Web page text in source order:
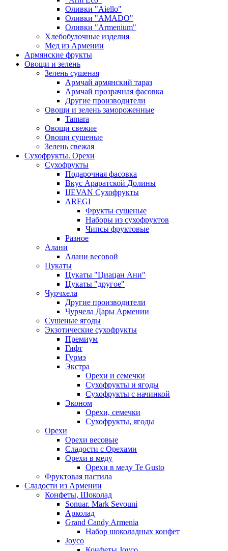
Оливки "Aiello"
Оливки "AMADO"
Оливки "Armenium"
Хлебобулочные изделия
Мед из Армении
Армянские фрукты
Овощи и зелень
Зелень сушеная
Армчай армянский тараз
Армчай прозрачная фасовка
Другие производители
Овощи и зелень замороженные
Tamara
Овощи свежие
Овощи сушеные
Зелень свежая
Сухофрукты. Орехи
Сухофрукты
Подарочная фасовка
Вкус Араратской Долины
IJEVAN Сухофрукты
AREGI
Фрукты сушеные
Наборы из сухофруктов
Чипсы фруктовые
Разное
Алани
Алани весовой
Цукаты
Цукаты "Циацан Ани"
Цукаты "другое"
Чурчхела
Другие производители
Чурчела Дары Армении
Сушеные ягоды
Экзотические сухофрукты
Премиум
Гифт
Гурмэ
Экстра
Орехи и семечки
Сухофрукты и ягоды
Сухофрукты с начинкой
Эконом
Орехи, семечки
Сухофрукты, ягоды
Орехи
Орехи весовые
Сладости с Орехами
Орехи в меду
Орехи в меду Te Gusto
Фруктовая пастила
Сладости из Армении
Конфеты, Шоколад
Sonuar. Mark Sevouni
Арколад
Grand Candy Armenia
Набор шоколадных конфет
Joyco